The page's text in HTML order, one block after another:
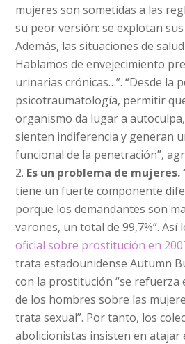
mujeres son sometidas a las
su peor versión: se explotan
Además, las situaciones de
Hablamos de envejecimiento
urinarias crónicas…”. “Desde la
psicotraumatología, permitir
organismo da lugar a
sienten indiferencia y generan
funcional de la penetración”,
Es un problema de mujeres.
tiene un fuerte componente
porque los demandantes son
varones, un total de 99,7%”. Así
oficial sobre prostitución en
trata estadounidense Autumn
con la prostitución “se
de los hombres sobre las
trata sexual”. Por tanto, los
abolicionistas insisten en atajar